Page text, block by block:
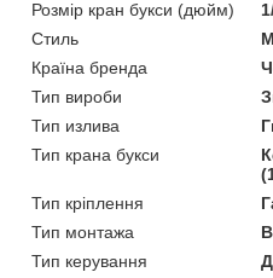
Розмір кран букси (дюйм)
Стиль
Країна бренда
Тип вироби
Тип излива
Тип крана букси
Тип кріплення
Тип монтажа
Тип керування